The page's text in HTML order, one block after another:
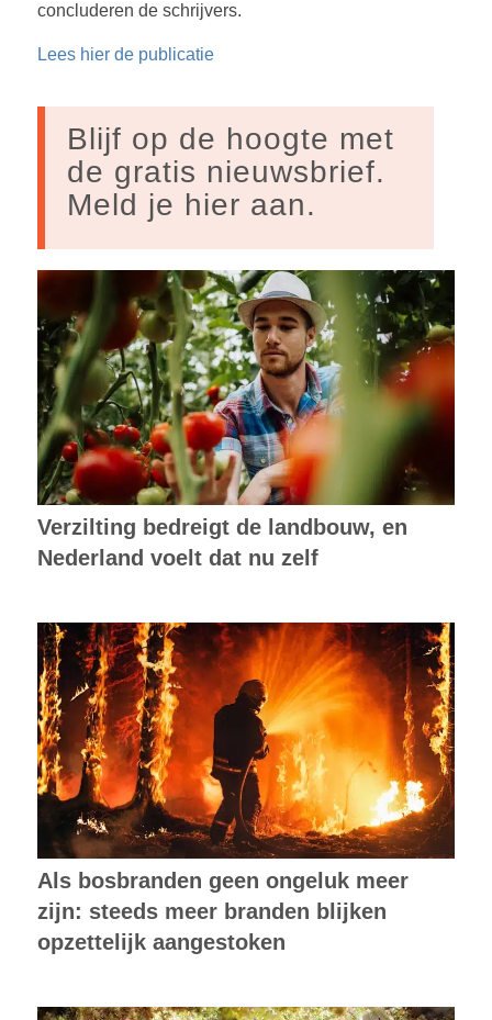
concluderen de schrijvers.
Lees hier de publicatie
Blijf op de hoogte met
de gratis nieuwsbrief.
Meld je hier aan.
Verzilting bedreigt de landbouw, en
Nederland voelt dat nu zelf
Als bosbranden geen ongeluk meer
zijn: steeds meer branden blijken
opzettelijk aangestoken